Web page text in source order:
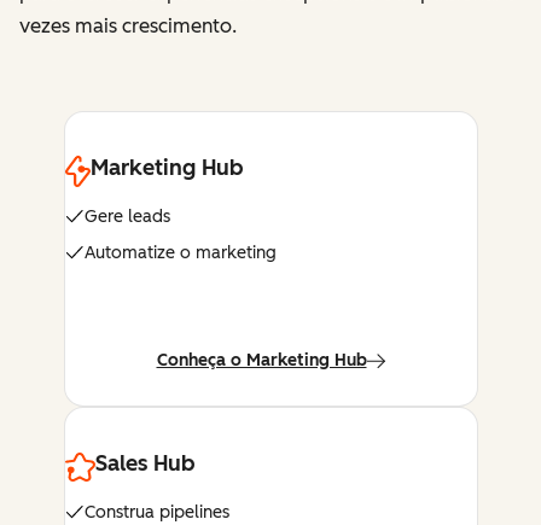
vezes mais crescimento.
Marketing Hub
Gere leads
Automatize o marketing
Conheça o Marketing Hub
Sales Hub
Construa pipelines